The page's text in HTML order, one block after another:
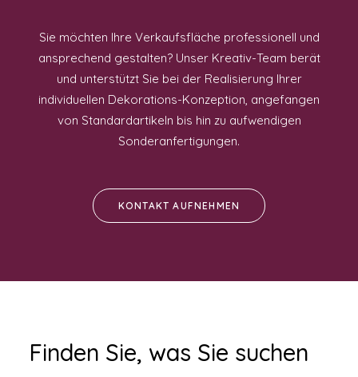
Sie möchten Ihre Verkaufsfläche professionell und
ansprechend gestalten? Unser Kreativ-Team berät
und unterstützt Sie bei der Realisierung Ihrer
individuellen Dekorations-Konzeption, angefangen
von Standardartikeln bis hin zu aufwendigen
Sonderanfertigungen.
KONTAKT AUFNEHMEN
Finden Sie, was Sie suchen